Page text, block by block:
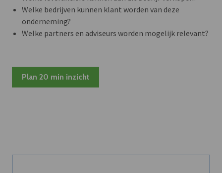
Welke bedrijven kunnen klant worden van deze
onderneming?
Welke partners en adviseurs worden mogelijk relevant?
Plan 20 min inzicht